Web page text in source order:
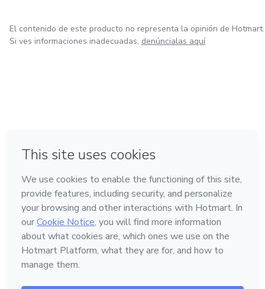
El contenido de este producto no representa la opinión de Hotmart.
Si ves informaciones inadecuadas, denúncialas aquí
Hecho con❤ en Belo Horizonte
Conoce Hotmart
Idioma
Español